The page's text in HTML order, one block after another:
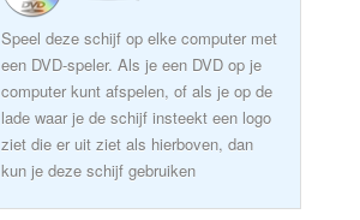
Speel deze schijf op elke computer met
een DVD-speler. Als je een DVD op je
computer kunt afspelen, of als je op de
lade waar je de schijf insteekt een logo
ziet die er uit ziet als hierboven, dan
kun je deze schijf gebruiken